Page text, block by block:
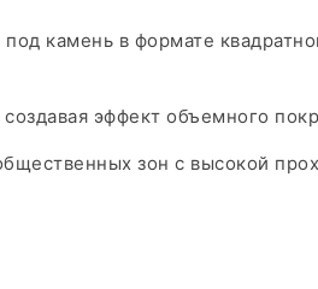
камень в формате
эффект объемного
зон с высокой